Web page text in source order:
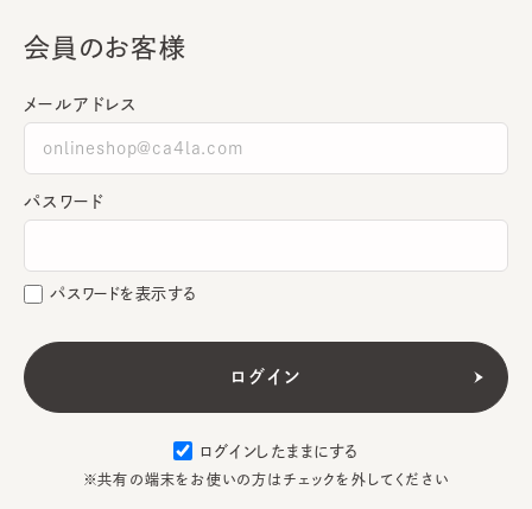
会員のお客様
メールアドレス
パスワード
パスワードを表示する
ログインしたままにする
※共有の端末をお使いの方はチェックを外してください